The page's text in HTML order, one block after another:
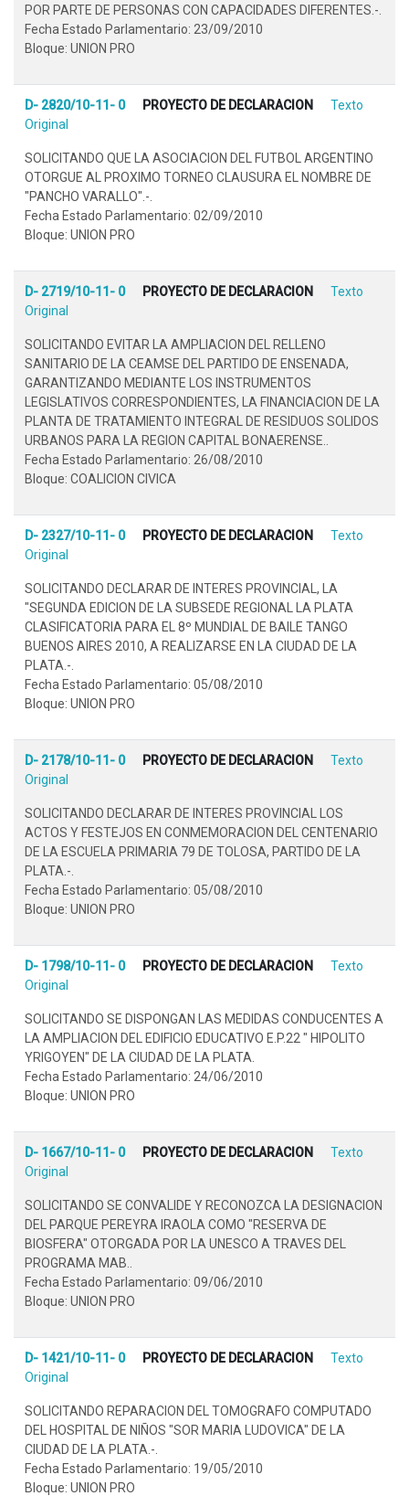
POR PARTE DE PERSONAS CON CAPACIDADES DIFERENTES.-.
Fecha Estado Parlamentario: 23/09/2010
Bloque: UNION PRO
D- 2820/10-11- 0 PROYECTO DE DECLARACION
Texto
Original
SOLICITANDO QUE LA ASOCIACION DEL FUTBOL ARGENTINO
OTORGUE AL PROXIMO TORNEO CLAUSURA EL NOMBRE DE
"PANCHO VARALLO".-.
Fecha Estado Parlamentario: 02/09/2010
Bloque: UNION PRO
D- 2719/10-11- 0 PROYECTO DE DECLARACION
Texto
Original
SOLICITANDO EVITAR LA AMPLIACION DEL RELLENO
SANITARIO DE LA CEAMSE DEL PARTIDO DE ENSENADA,
GARANTIZANDO MEDIANTE LOS INSTRUMENTOS
LEGISLATIVOS CORRESPONDIENTES, LA FINANCIACION DE LA
PLANTA DE TRATAMIENTO INTEGRAL DE RESIDUOS SOLIDOS
URBANOS PARA LA REGION CAPITAL BONAERENSE..
Fecha Estado Parlamentario: 26/08/2010
Bloque: COALICION CIVICA
D- 2327/10-11- 0 PROYECTO DE DECLARACION
Texto
Original
SOLICITANDO DECLARAR DE INTERES PROVINCIAL, LA
"SEGUNDA EDICION DE LA SUBSEDE REGIONAL LA PLATA
CLASIFICATORIA PARA EL 8º MUNDIAL DE BAILE TANGO
BUENOS AIRES 2010, A REALIZARSE EN LA CIUDAD DE LA
PLATA.-.
Fecha Estado Parlamentario: 05/08/2010
Bloque: UNION PRO
D- 2178/10-11- 0 PROYECTO DE DECLARACION
Texto
Original
SOLICITANDO DECLARAR DE INTERES PROVINCIAL LOS
ACTOS Y FESTEJOS EN CONMEMORACION DEL CENTENARIO
DE LA ESCUELA PRIMARIA 79 DE TOLOSA, PARTIDO DE LA
PLATA.-.
Fecha Estado Parlamentario: 05/08/2010
Bloque: UNION PRO
D- 1798/10-11- 0 PROYECTO DE DECLARACION
Texto
Original
SOLICITANDO SE DISPONGAN LAS MEDIDAS CONDUCENTES A
LA AMPLIACION DEL EDIFICIO EDUCATIVO E.P.22 " HIPOLITO
YRIGOYEN" DE LA CIUDAD DE LA PLATA.
Fecha Estado Parlamentario: 24/06/2010
Bloque: UNION PRO
D- 1667/10-11- 0 PROYECTO DE DECLARACION
Texto
Original
SOLICITANDO SE CONVALIDE Y RECONOZCA LA DESIGNACION
DEL PARQUE PEREYRA IRAOLA COMO "RESERVA DE
BIOSFERA" OTORGADA POR LA UNESCO A TRAVES DEL
PROGRAMA MAB..
Fecha Estado Parlamentario: 09/06/2010
Bloque: UNION PRO
D- 1421/10-11- 0 PROYECTO DE DECLARACION
Texto
Original
SOLICITANDO REPARACION DEL TOMOGRAFO COMPUTADO
DEL HOSPITAL DE NIÑOS "SOR MARIA LUDOVICA" DE LA
CIUDAD DE LA PLATA.-.
Fecha Estado Parlamentario: 19/05/2010
Bloque: UNION PRO